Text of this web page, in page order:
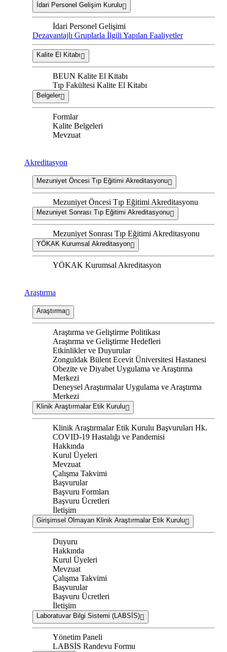
İdari Personel Gelişim Kurulu
İdari Personel Gelişimi
Dezavantajlı Gruplarla İlgili Yapılan Faaliyetler
Kalite El Kitabı
BEUN Kalite El Kitabı
Tıp Fakültesi Kalite El Kitabı
Belgeler
Formlar
Kalite Belgeleri
Mevzuat
Akreditasyon
Mezuniyet Öncesi Tıp Eğitimi Akreditasyonu
Mezuniyet Öncesi Tıp Eğitimi Akreditasyonu
Mezuniyet Sonrası Tıp Eğitimi Akreditasyonu
Mezuniyet Sonrası Tıp Eğitimi Akreditasyonu
YÖKAK Kurumsal Akreditasyon
YÖKAK Kurumsal Akreditasyon
Araştırma
Araştırma
Araştırma ve Geliştirme Politikası
Araştırma ve Geliştirme Hedefleri
Etkinlikler ve Duyurular
Zonguldak Bülent Ecevit Üniversitesi Hastanesi
Obezite ve Diyabet Uygulama ve Araştırma
Merkezi
Deneysel Araştırmalar Uygulama ve Araştırma
Merkezi
Klinik Araştırmalar Etik Kurulu
Klinik Araştırmalar Etik Kurulu Başvuruları Hk.
COVID-19 Hastalığı ve Pandemisi
Hakkında
Kurul Üyeleri
Mevzuat
Çalışma Takvimi
Başvurular
Başvuru Formları
Başvuru Ücretleri
İletişim
Girişimsel Olmayan Klinik Araştırmalar Etik Kurulu
Duyuru
Hakkında
Kurul Üyeleri
Mevzuat
Çalışma Takvimi
Başvurular
Başvuru Ücretleri
İletişim
Laboratuvar Bilgi Sistemi (LABSİS)
Yönetim Paneli
LABSİS Randevu Formu